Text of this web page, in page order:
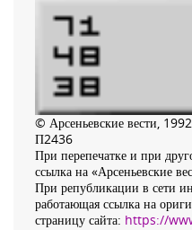
© Арсеньевские вести,
П2436
При перепечатке и при
ссылка на «Арсеньевские
При републикации в сети
работающая ссылка на
страницу сайта: https://